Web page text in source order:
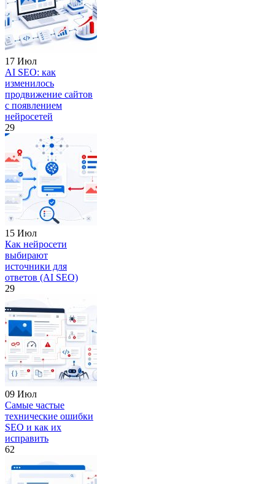
17 Июл
AI SEO: как
изменилось
продвижение сайтов
с появлением
нейросетей
29
15 Июл
Как нейросети
выбирают
источники для
ответов (AI SEO)
29
09 Июл
Самые частые
технические ошибки
SEO и как их
исправить
62